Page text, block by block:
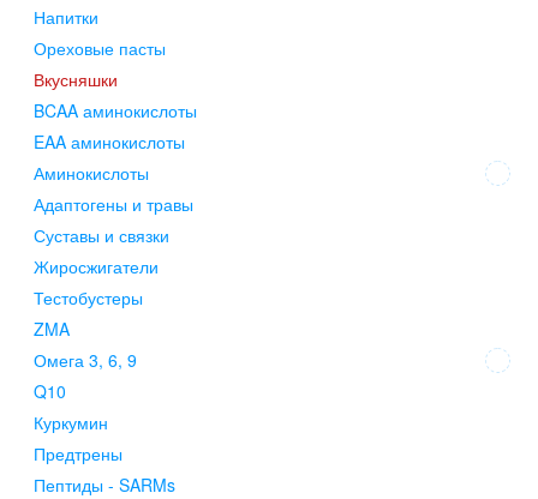
Напитки
Ореховые пасты
Вкусняшки
BCAA аминокислоты
EAA аминокислоты
Аминокислоты
Адаптогены и травы
Суставы и связки
Жиросжигатели
Тестобустеры
ZMA
Омега 3, 6, 9
Q10
Куркумин
Предтрены
Пептиды - SARMs